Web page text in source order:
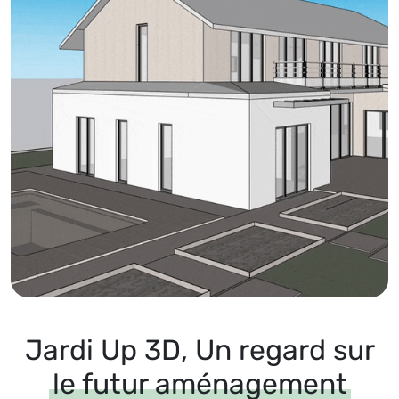
Jardi Up 3D, Un regard sur
le futur aménagement